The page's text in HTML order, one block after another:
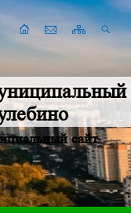
сайт